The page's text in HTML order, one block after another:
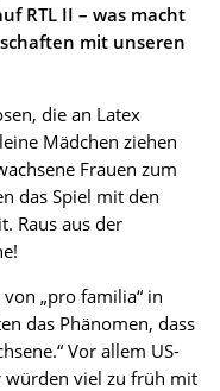
RTL II – was macht
mit unseren
die an Latex
Mädchen ziehen
Frauen zum
das Spiel mit den
Raus aus der
„pro familia“ in
das Phänomen, dass
Vor allem US-
würden viel zu früh mit